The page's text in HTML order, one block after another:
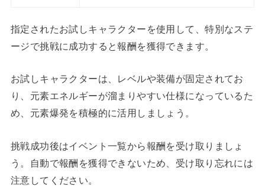
指定されたお試しキャラクターを使用して、特別なステ
ージで挑戦に成功すると報酬を獲得できます。
お試しキャラクターは、レベルや装備が固定されてお
り、元素エネルギーが溜まりやすい仕様になっているた
め、元素爆発を積極的に活用しましょう。
挑戦成功後はイベント一覧から報酬を受け取りましょ
う。自動で報酬を獲得できないため、受け取り忘れには
注意してください。